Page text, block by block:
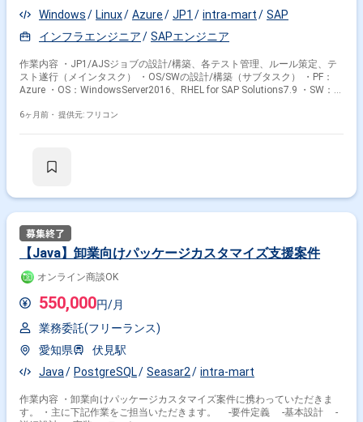
Windows
Linux Azure JP1 intra-mart
SAP
インフラエンジニア
SAPエンジニア
作業内容 ・JP1/AJSジョブの設計/構築、各テスト管理、ルール策定、テ
スト遂行（メインタスク） ・OS/SWの設計/構築（サブタスク） ・PF：
Azure ・OS：WindowsServer2016、RHEL for SAP Solutions7.9 ・SW：
MQ、Apriso、Asprova、AsprovaNLS、intra-mart
6ヶ月前・ 提供元: フリコン
【Java】卸業向けパッケージカスタマイズ支援案件
オンライン商談OK
550,000円/月
業務委託(フリーランス)
愛知県
伏見駅
Java
PostgreSQL Seasar2 intra-mart
作業内容 ・卸業向けパッケージカスタマイズ案件に携わっていただきま
す。 ・主に下記作業をご担当いただきます。 ‐要件定義 ‐基本設計 ‐